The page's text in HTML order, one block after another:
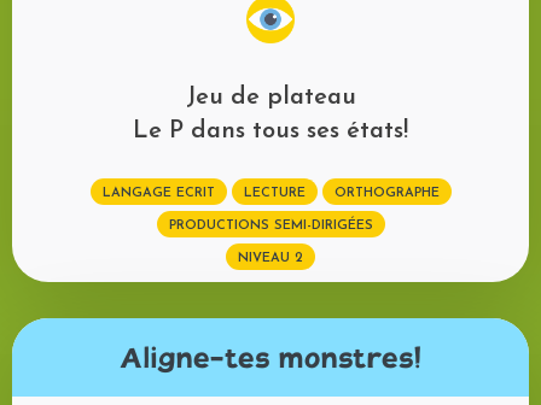
Jeu de plateau
Le P dans tous ses états!
LANGAGE ECRIT LECTURE ORTHOGRAPHE
PRODUCTIONS SEMI-DIRIGÉES
NIVEAU 2
Aligne-tes monstres!